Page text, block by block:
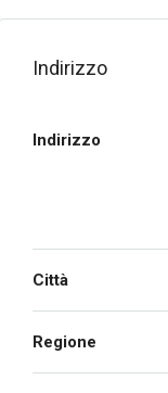
Indirizzo
Indirizzo
Città
Regione